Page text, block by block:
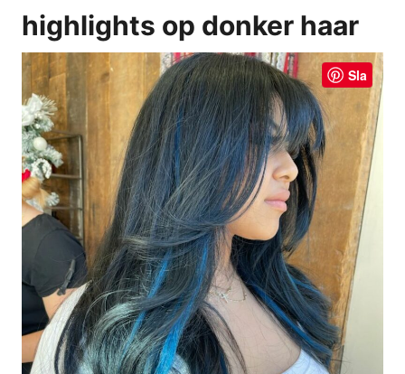
highlights op donker haar
Sla